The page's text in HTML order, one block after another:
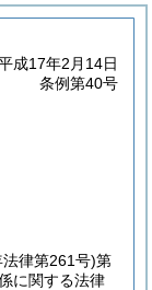
成17年2月14日
条例第40号
律第261号)第
に関する法律